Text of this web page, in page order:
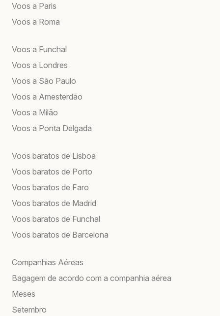
Voos a Paris
Voos a Roma
Voos a Funchal
Voos a Londres
Voos a São Paulo
Voos a Amesterdão
Voos a Milão
Voos a Ponta Delgada
Voos baratos de Lisboa
Voos baratos de Porto
Voos baratos de Faro
Voos baratos de Madrid
Voos baratos de Funchal
Voos baratos de Barcelona
Companhias Aéreas
Bagagem de acordo com a companhia aérea
Meses
Setembro